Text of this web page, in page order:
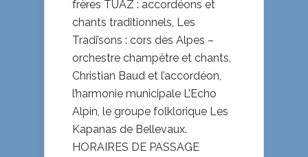
frères TUAZ : accordéons et
chants traditionnels, Les
Tradi’sons : cors des Alpes –
orchestre champêtre et chants,
Christian Baud et l’accordéon,
l’harmonie municipale L’Echo
Alpin, le groupe folklorique Les
Kapanas de Bellevaux.
HORAIRES DE PASSAGE